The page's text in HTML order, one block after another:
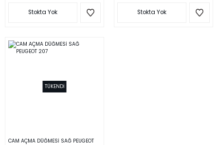
Stokta Yok Stokta Yok
TÜKENDİ
CAM AÇMA DÜĞMESİ SAĞ PEUGEOT